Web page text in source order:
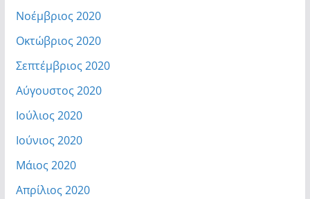
Νοέμβριος 2020
Οκτώβριος 2020
Σεπτέμβριος 2020
Αύγουστος 2020
Ιούλιος 2020
Ιούνιος 2020
Μάιος 2020
Απρίλιος 2020